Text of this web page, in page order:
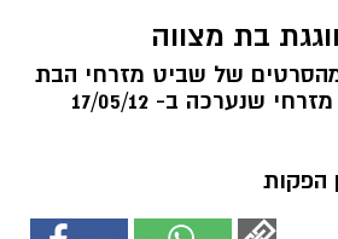
בת מצווה
של שביט מזרחי הבת
של אוהד ואודליה מזרחי שנערכה ב- 17/05/12
הפקות